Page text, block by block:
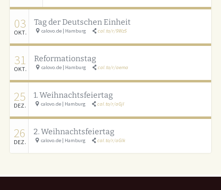
03
OKT.
Tag der Deutschen Einheit
calovo.de | Hamburg cal.to/r/9Wz5
31
OKT.
Reformationstag
calovo.de | Hamburg cal.to/r/aema
25
DEZ.
1. Weihnachtsfeiertag
calovo.de | Hamburg cal.to/r/aGjI
26
DEZ.
2. Weihnachtsfeiertag
calovo.de | Hamburg cal.to/r/aGlk